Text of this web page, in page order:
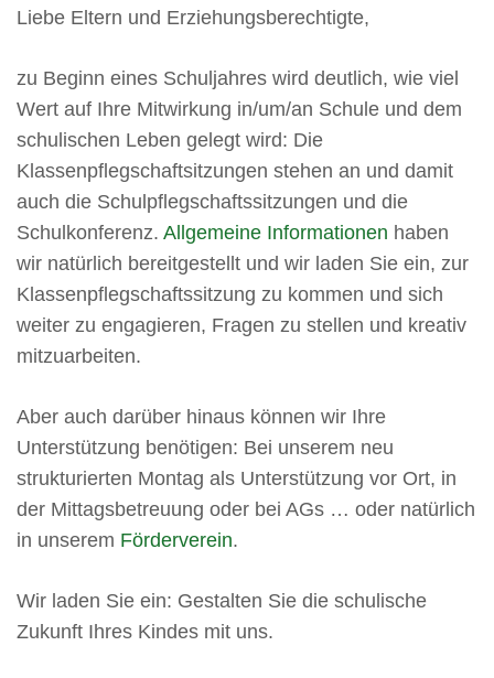
Liebe Eltern und Erziehungsberechtigte,
zu Beginn eines Schuljahres wird deutlich, wie viel
Wert auf Ihre Mitwirkung in/um/an Schule und dem
schulischen Leben gelegt wird: Die
Klassenpflegschaftsitzungen stehen an und damit
auch die Schulpflegschaftssitzungen und die
Schulkonferenz. Allgemeine Informationen haben
wir natürlich bereitgestellt und wir laden Sie ein, zur
Klassenpflegschaftssitzung zu kommen und sich
weiter zu engagieren, Fragen zu stellen und kreativ
mitzuarbeiten.
Aber auch darüber hinaus können wir Ihre
Unterstützung benötigen: Bei unserem neu
strukturierten Montag als Unterstützung vor Ort, in
der Mittagsbetreuung oder bei AGs … oder natürlich
in unserem Förderverein.
Wir laden Sie ein: Gestalten Sie die schulische
Zukunft Ihres Kindes mit uns.